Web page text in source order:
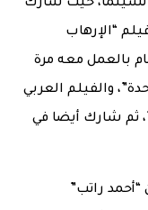
حيث شارك
“الإرهاب
بالعمل معه مرة
والفيلم العربي
ثم شارك أيضا في
راتب”